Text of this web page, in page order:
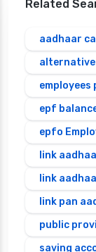
Related
aadhaar
epf
epfo
link
link
link pan
public
saving